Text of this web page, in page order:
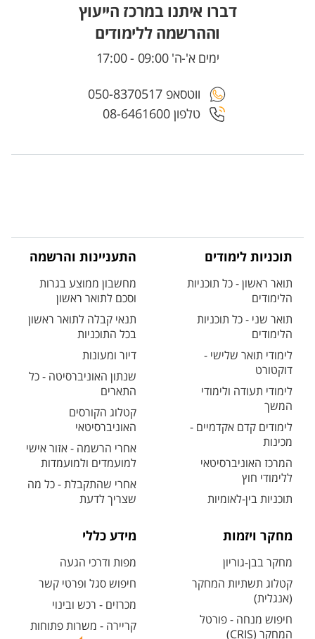
דברו איתנו במרכז הייעוץ
וההרשמה ללימודים
ימים א'-ה' 09:00 - 17:00
טלפון 08-6461600
ווטסאפ 050-8370517
תוכניות לימודים
תואר ראשון - כל תוכניות
הלימודים
תואר שני - כל תוכניות
הלימודים
לימודי תואר שלישי -
דוקטורט
לימודי תעודה ולימודי
המשך
לימודים קדם אקדמיים -
מכינות
המרכז האוניברסיטאי
ללימודי חוץ
תוכניות בין-לאומיות
התעניינות והרשמה
מחשבון ממוצע בגרות
וסכם לתואר ראשון
תנאי קבלה לתואר ראשון
בכל התוכניות
דיור ומעונות
שנתון האוניברסיטה - כל
התארים
קטלוג הקורסים
האוניברסיטאי
אחרי הרשמה - אזור אישי
למועמדים ולמועמדות
אחרי שהתקבלת - כל מה
שצריך לדעת
מחקר ויזמות
מחקר בבן-גוריון
קטלוג תשתיות המחקר
(אנגלית)
חיפוש מנחה - פורטל
המחקר (CRIS)
מידע כללי
מפות ודרכי הגעה
חיפוש סגל ופרטי קשר
מכרזים - רכש ובינוי
קריירה - משרות פתוחות